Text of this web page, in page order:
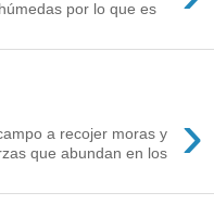
por lo que es
›
a recojer moras y
que abundan en los